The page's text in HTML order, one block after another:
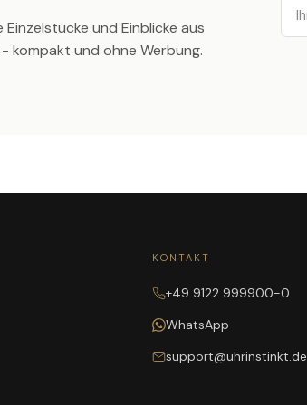
und Einblicke aus
und ohne Werbung.
KONTAKT
+49 9122 999900-0
WhatsApp
support@uhrinstinkt.de